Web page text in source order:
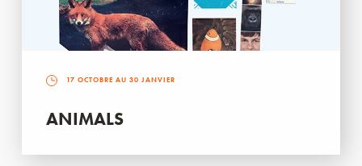
17 OCTOBRE AU 30 JANVIER
ANIMALS